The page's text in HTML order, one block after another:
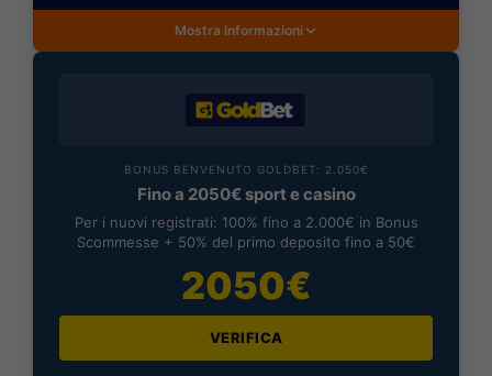
Mostra Informazioni
BONUS BENVENUTO GOLDBET: 2.050€
Fino a 2050€ sport e casino
Per i nuovi registrati: 100% fino a 2.000€ in Bonus
Scommesse + 50% del primo deposito fino a 50€
2050€
VERIFICA